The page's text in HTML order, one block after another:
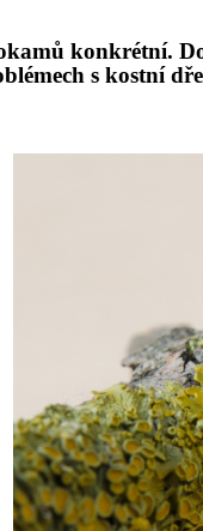
konkrétní.
émech s kostní